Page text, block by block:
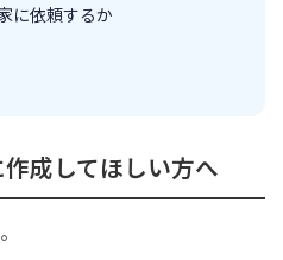
に依頼するか
成してほしい方へ